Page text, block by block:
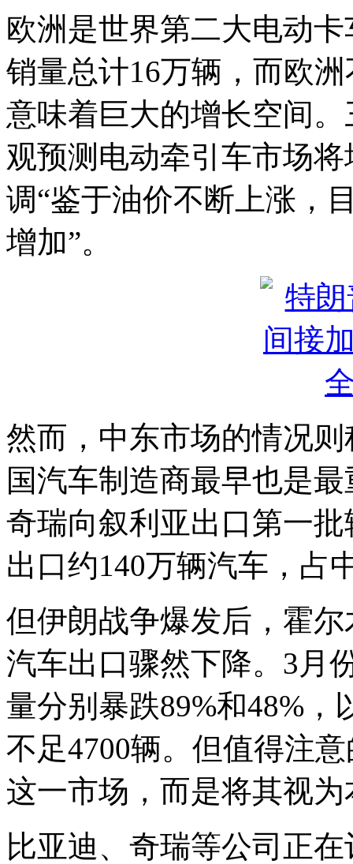
欧洲是世界第二大电动
销量总计16万辆，而欧
意味着巨大的增长空间
观预测电动牵引车市场
调“鉴于油价不断上涨，
增加”。
然而，中东市场的情况
国汽车制造商最早也是
奇瑞向叙利亚出口第一
出口约140万辆汽车，占
但伊朗战争爆发后，霍
汽车出口骤然下降。3月
量分别暴跌89%和48%，
不足4700辆。但值得注
这一市场，而是将其视
比亚迪、奇瑞等公司正